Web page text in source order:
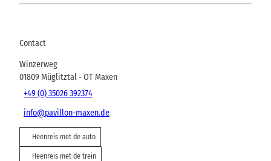
Contact
Winzerweg
01809Müglitztal- OT Maxen
+49 (0) 35026 392374
info@pavillon-maxen.de
Heenreis met de auto
Heenreis met de trein